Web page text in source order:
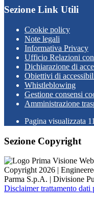
Sezione Link Utili
Cookie policy
Note legali
Informativa Privacy
Ufficio Relazioni
Dichiarazione di
Obiettivi di
Whistleblowing
Gestione consensi
Amministrazione
Pagina visualizzata
Sezione Copyright
Copyright 2026 |
Parma S.p.A. | Divisione
Disclaimer trattamento dati